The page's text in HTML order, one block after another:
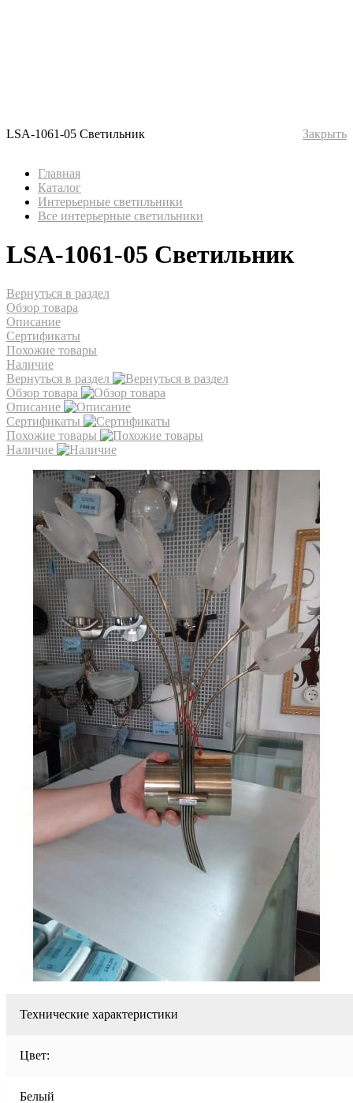
LSA-1061-05 Светильник Закрыть
Главная
Каталог
Интерьерные светильники
Все интерьерные светильники
LSA-1061-05 Светильник
Вернуться в раздел
Обзор товара
Описание
Сертификаты
Похожие товары
Наличие
Вернуться в раздел
Обзор товара
Описание
Сертификаты
Похожие товары
Наличие
Технические характеристики
Цвет:
Белый